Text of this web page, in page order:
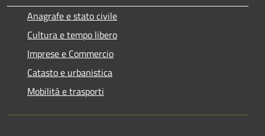
Anagrafe e stato civile
Cultura e tempo libero
Imprese e Commercio
Catasto e urbanistica
Mobilità e trasporti